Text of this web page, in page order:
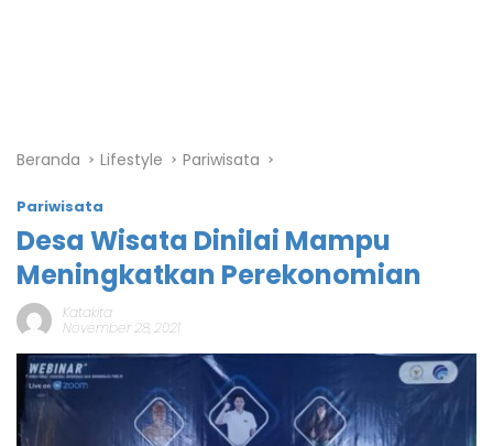
Beranda Lifestyle Pariwisata
Pariwisata
Desa Wisata Dinilai Mampu
Meningkatkan Perekonomian
Katakita
November 28, 2021